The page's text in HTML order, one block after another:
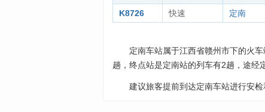
K8726
快速 定南
定南车站属于江西省赣州市下的火
趟，终点站是定南站的列车有2趟，途经
建议旅客提前到达定南车站进行安